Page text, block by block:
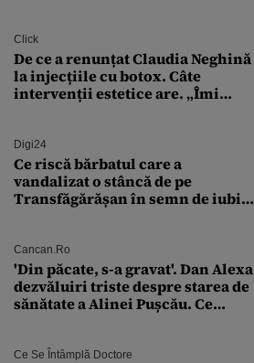
Click
De ce a renunțat Claudia Neghină
la injecțiile cu botox. Câte
intervenții estetice are. „Îmi
Digi24
Ce riscă bărbatul care a
vandalizat o stâncă de pe
Transfăgărășan în semn de iubire
Cancan.ro
'Din păcate, s-a gravat'. Dan Alexa,
dezvăluiri triste despre starea de
sănătate a Alinei Pușcău. Ce
Ce Se Întâmplă Doctore